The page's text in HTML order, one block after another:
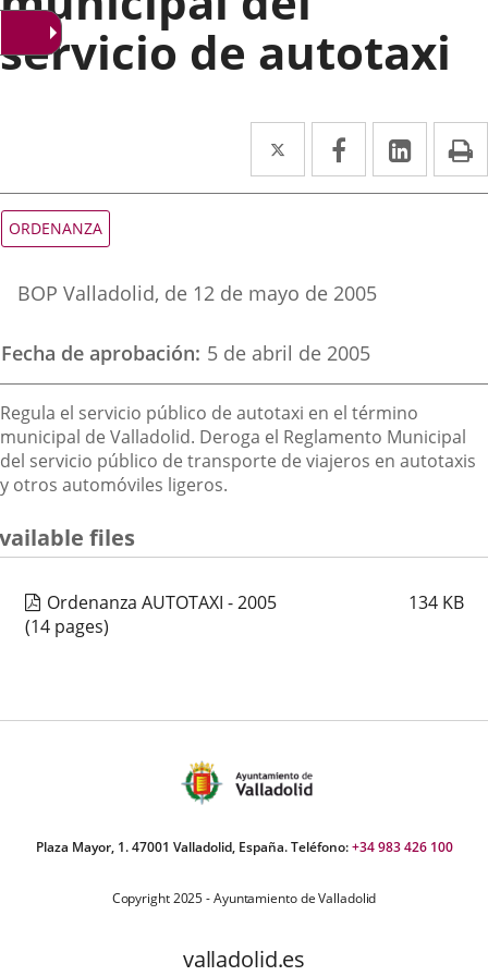
servicio de autotaxi
Twitter
Enlace
a
externa.
Facebook
Enlace
a
externa.
Enlace
a
Tipo
de
ORDENANZA
boletin
BOP Valladolid, de 12 de mayo de 2005
Fecha de aprobación 5 de abril de 2005
Descripción
Regula el servicio público de autotaxi en el término
municipal de Valladolid. Deroga el Reglamento Municipal
del servicio público de transporte de viajeros en autotaxis
y otros automóviles ligeros.
files
Ordenanza AUTOTAXI - 2005 134 KB
(14 pages)
Plaza Mayor, 1. 47001 Valladolid, España. Teléfono:+34 983 426 100
Copyright 2025 - Ayuntamiento de Valladolid
valladolid.es